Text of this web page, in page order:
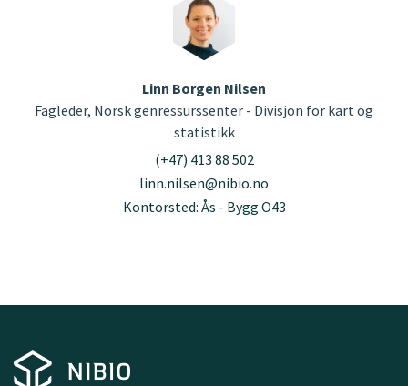
Linn Borgen Nilsen
Fagleder, Norsk genressurssenter - Divisjon for kart og
statistikk
(+47) 413 88 502
linn.nilsen@nibio.no
Kontorsted: Ås - Bygg O43